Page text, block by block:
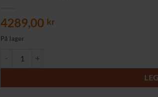
4289,00 kr
På lager